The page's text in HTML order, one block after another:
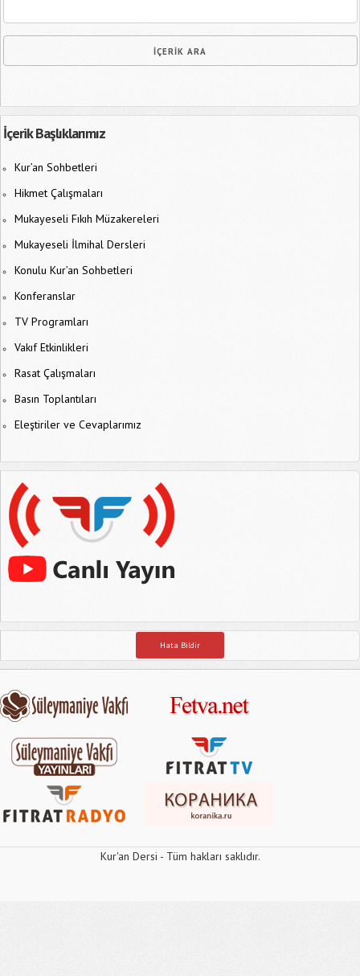
İçerik Başlıklarımız
Kur’an Sohbetleri
Hikmet Çalışmaları
Mukayeseli Fıkıh Müzakereleri
Mukayeseli İlmihal Dersleri
Konulu Kur’an Sohbetleri
Konferanslar
TV Programları
Vakıf Etkinlikleri
Rasat Çalışmaları
Basın Toplantıları
Eleştiriler ve Cevaplarımız
Hata Bildir
Kur'an Dersi - Tüm hakları saklıdır.